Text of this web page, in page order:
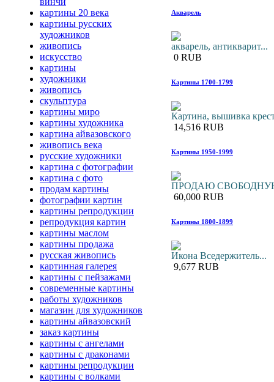
картины 20 века
картины русских
художников
живопись
искусство
картины
художники
живопись
скульптура
картины миро
картины художника
картина айвазовского
живопись века
русские художники
картина с фотографии
картина с фото
продам картины
фотографии картин
картины репродукции
репродукция картин
картины маслом
картины продажа
русская живопись
картинная галерея
картины с пейзажами
современные картины
работы художников
магазин для художников
картины айвазовский
заказ картины
картины с ангелами
картины с драконами
картины репродукции
картины с волками
Акварель
акварель, антикварит...
0 RUB
Картины 1700-1799
Картина, вышивка
14,516 RUB
Картины 1950-1999
ПРОДАЮ
60,000 RUB
Картины 1800-1899
Икона Вседержитель...
9,677 RUB